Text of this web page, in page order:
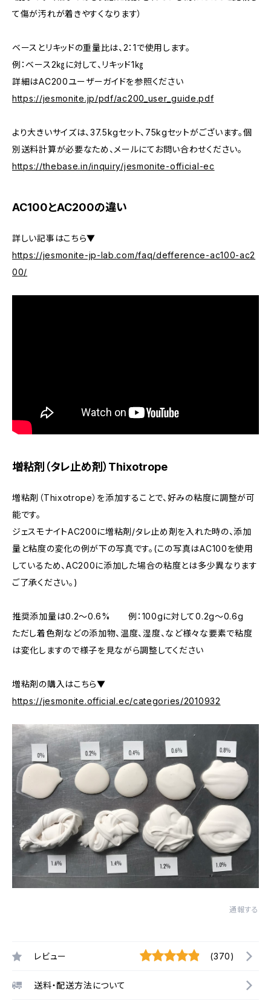
て傷が汚れが着きやすくなります）
ベースとリキッドの重量比は、2：1で使用します。
例：ベース2㎏に対して、リキッド1㎏
詳細はAC200ユーザーガイドを参照ください
https://jesmonite.jp/pdf/ac200_user_guide.pdf
より大きいサイズは、37.5kgセット、75kgセットがございます。個
別送料計算が必要なため、メールにてお問い合わせください。
https://thebase.in/inquiry/jesmonite-official-ec
AC100とAC200の違い
詳しい記事はこちら▼
https://jesmonite-jp-lab.com/faq/defference-ac100-ac2
00/
増粘剤（タレ止め剤）Thixotrope
増粘剤（Thixotrope）を添加することで、好みの粘度に調整が可
能です。
ジェスモナイトAC200に増粘剤/タレ止め剤を入れた時の、添加
量と粘度の変化の例が下の写真です。(この写真はAC100を使用
しているため、AC200に添加した場合の粘度とは多少異なります
ご了承ください。)
推奨添加量は0.2〜0.6% 例：100gに対して0.2g～0.6g
ただし着色剤などの添加物、温度、湿度、など様々な要素で粘度
は変化しますので様子を見ながら調整してください
増粘剤の購入はこちら▼
https://jesmonite.official.ec/categories/2010932
通報する
レビュー (370)
送料・配送方法について